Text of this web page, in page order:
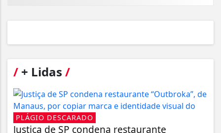
/ + Lidas /
PLÁGIO DESCARADO
Justiça de SP condena restaurante